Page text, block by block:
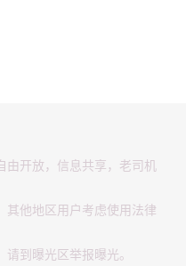
由开放，信息共享，老司机
其他地区用户考虑使用法律
到曝光区举报曝光。